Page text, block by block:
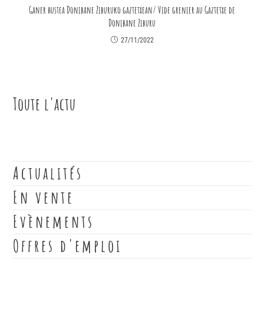
Ganer hustea Donibane Ziburuko gaztetxean/ Vide grenier au Gaztetxe de
Donibane Ziburu
27/11/2022
Toute l'actu
Actualités
En vente
Evènements
Offres d'emploi